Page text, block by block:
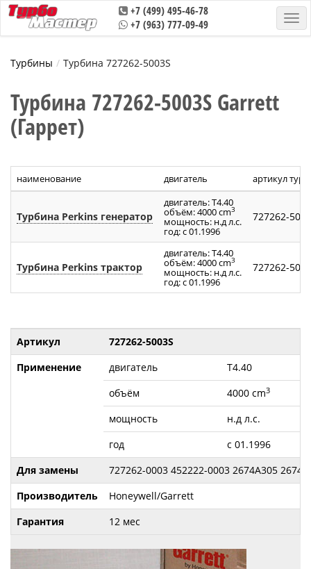
+7 (499) 495-46-78
+7 (963) 777-09-49
Турбины Турбина 727262-5003S
Турбина 727262-5003S Garrett
(Гаррет)
наименование двигатель артикул
Турбина Perkins генератор
двигатель: T4.40
объём: 4000 cm3
мощность: н.д л.с.
год: с 01.1996
727262-
Турбина Perkins трактор
двигатель: T4.40
объём: 4000 cm3
мощность: н.д л.с.
год: с 01.1996
727262-
Артикул
727262-5003S
Применение
двигатель
T4.40
объём
4000 cm3
мощность
н.д л.с.
год
с 01.1996
Для замены
727262-0003 452222-0003 2674A305
Производитель
Honeywell/Garrett
Гарантия
12 мес